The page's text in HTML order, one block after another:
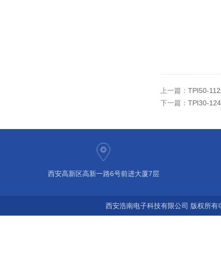
上一篇： TPI50-
下一篇： TPI30-
西安高新区高新一路6号前进大厦7层
西安浩南电子科技有限公司 版权所